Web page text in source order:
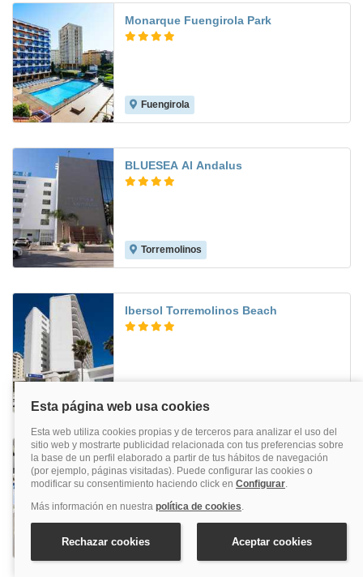
Monarque Fuengirola Park
Fuengirola
BLUESEA Al Andalus
Torremolinos
Ibersol Torremolinos Beach
Sandos Griego
Torremolinos